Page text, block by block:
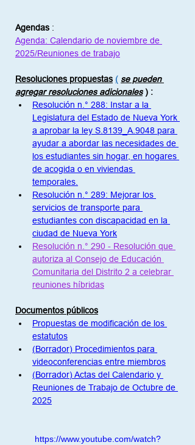
Agendas :
Agenda: Calendario de noviembre de
2025/Reuniones de trabajo
Resoluciones propuestas ( se pueden
agregar resoluciones adicionales ) :
Resolución n.° 288: Instar a la
Legislatura del Estado de Nueva York
a aprobar la ley S.8139_A.9048 para
ayudar a abordar las necesidades de
los estudiantes sin hogar, en hogares
de acogida o en viviendas
temporales.
Resolución n.° 289: Mejorar los
servicios de transporte para
estudiantes con discapacidad en la
ciudad de Nueva York
Resolución n.° 290 - Resolución que
autoriza al Consejo de Educación
Comunitaria del Distrito 2 a celebrar
reuniones híbridas
Documentos públicos
Propuestas de modificación de los
estatutos
(Borrador) Procedimientos para
videoconferencias entre miembros
(Borrador) Actas del Calendario y
Reuniones de Trabajo de Octubre de
2025
https://www.youtube.com/watch?